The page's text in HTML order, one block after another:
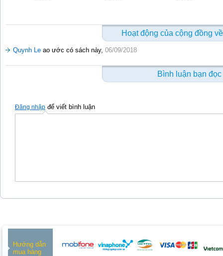
Hoạt động của cộng đồng
Quynh Leao ước có sách này, 06/09/2018
Bình luận bạn đọc
Đăng nhập để viết bình luận
Hướng dẫn
mua hàng